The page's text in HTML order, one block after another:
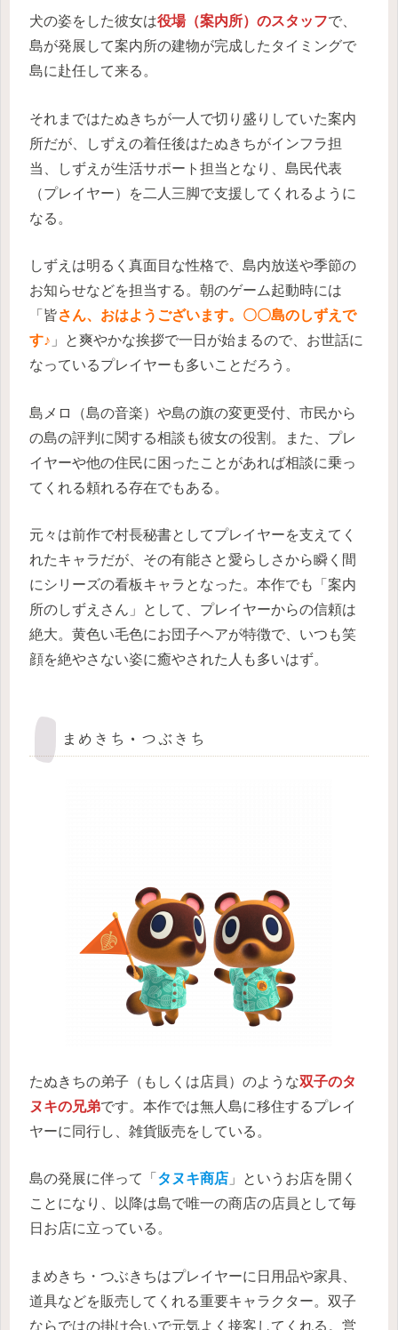
犬の姿をした彼女は役場（案内所）のスタッフで、
島が発展して案内所の建物が完成したタイミングで
島に赴任して来る。
それまではたぬきちが一人で切り盛りしていた案内
所だが、しずえの着任後はたぬきちがインフラ担
当、しずえが生活サポート担当となり、島民代表
（プレイヤー）を二人三脚で支援してくれるように
なる。
しずえは明るく真面目な性格で、島内放送や季節の
お知らせなどを担当する。朝のゲーム起動時には
「皆さん、おはようございます。〇〇島のしずえで
す♪ 」と爽やかな挨拶で一日が始まるので、お世話に
なっているプレイヤーも多いことだろう。
島メロ（島の音楽）や島の旗の変更受付、市民から
の島の評判に関する相談も彼女の役割。また、プレ
イヤーや他の住民に困ったことがあれば相談に乗っ
てくれる頼れる存在でもある。
元々は前作で村長秘書としてプレイヤーを支えてく
れたキャラだが、その有能さと愛らしさから瞬く間
にシリーズの看板キャラとなった。本作でも「案内
所のしずえさん」として、プレイヤーからの信頼は
絶大。黄色い毛色にお団子ヘアが特徴で、いつも笑
顔を絶やさない姿に癒やされた人も多いはず。
まめきち・つぶきち
たぬきちの弟子（もしくは店員）のような双子のタ
ヌキの兄弟です。本作では無人島に移住するプレイ
ヤーに同行し、雑貨販売をしている。
島の発展に伴って「 タヌキ商店 」というお店を開く
ことになり、以降は島で唯一の商店の店員として毎
日お店に立っている。
まめきち・つぶきちはプレイヤーに日用品や家具、
道具などを販売してくれる重要キャラクター。双子
ならではの掛け合いで元気よく接客してくれる。営